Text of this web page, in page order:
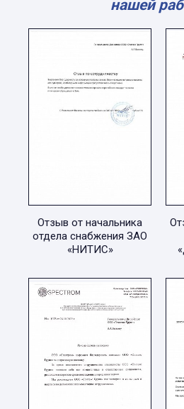
нашей
Отзыв от начальника
отдела снабжения ЗАО
«НИТИС»